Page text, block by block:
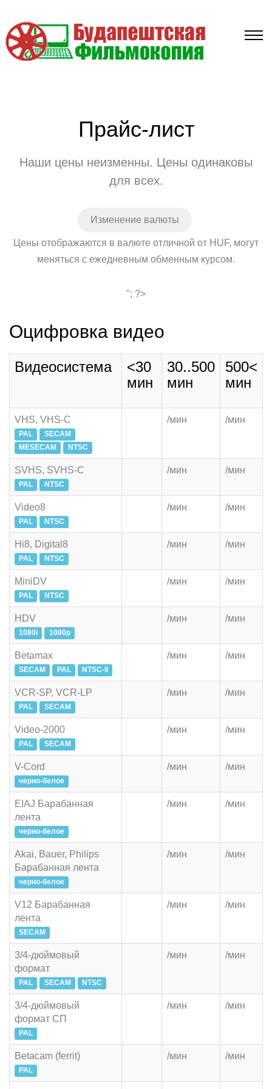
Прайс-лист
Наши цены неизменны. Цены одинаковы
для всех.
Изменение валюты
Цены отображаются в валюте отличной от HUF, могут
меняться с ежедневным обменным курсом.
"; ?>
Оцифровка видео
Видеосистема
<30
мин
30..500
мин
500<
мин
VHS, VHS-C
PAL
SECAM
MESECAM
NTSC
/мин /мин
SVHS, SVHS-C
PAL NTSC
/мин /мин
Video8
PAL NTSC
/мин /мин
Hi8, Digital8
PAL NTSC
/мин /мин
MiniDV
PAL NTSC
/мин /мин
HDV
1080i 1080p
/мин /мин
Betamax
SECAM PAL NTSC-II
/мин /мин
VCR-SP, VCR-LP
PAL SECAM
/мин /мин
Video-2000
PAL SECAM
/мин /мин
V-Cord
черно-белое
/мин /мин
EIAJ Барабанная
лента
черно-белое
/мин /мин
Akai, Bauer, Philips
Барабанная лента
черно-белое
/мин /мин
V12 Барабанная
лента
SECAM
/мин /мин
3/4-дюймовый
формат
PAL SECAM NTSC
/мин /мин
3/4-дюймовый
формат СП
PAL
/мин /мин
Betacam (ferrit)
PAL
/мин /мин